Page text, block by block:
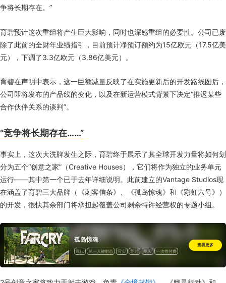
争将长期存在。”
育碧预计这次重组将产生巨大影响，同时也深感重组的必要性。公司已废
除了此前的全财年业绩指引，目前预计净预订额约为15亿欧元（17.5亿美
元），下调了3.3亿欧元（3.86亿美元）。
育碧在声明中表示，这一巨额减量反映了在实施更新后的开发路线图后，
公司即将发布的产品线的变化，以及在新运营模式背景下决定“推迟某些
合作伙伴关系的谈判”。
“竞争将长期存在……”
事实上，这次大洗牌发生之际，育碧终于展示了其全球开发力量将如何划
分为五个“创意之家”（Creative Houses），它们将作为独立的业务单元
运行——其中第一个已于去年详细说明。此前建立的Vantage Studios现
在涵盖了育碧三大品牌（《刺客信条》、《孤岛惊魂》和《彩虹六号》）
的开发，很快其余部门将承担起覆盖公司剩余特许经营权的专题小组。
孤岛惊魂
现代 第一人称射击 写实 即时 单人 一次性付费
查看更多